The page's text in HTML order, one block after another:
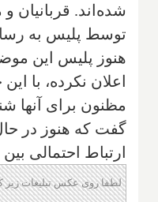
شده‌اند. قربانیان
توسط پلیس به
هنوز پلیس این
اعلان نکرده، با
مظنون برای آنها
گفت که هنوز در
ارتباط احتمالی
لطفا روی عکس تبلیغات زیر